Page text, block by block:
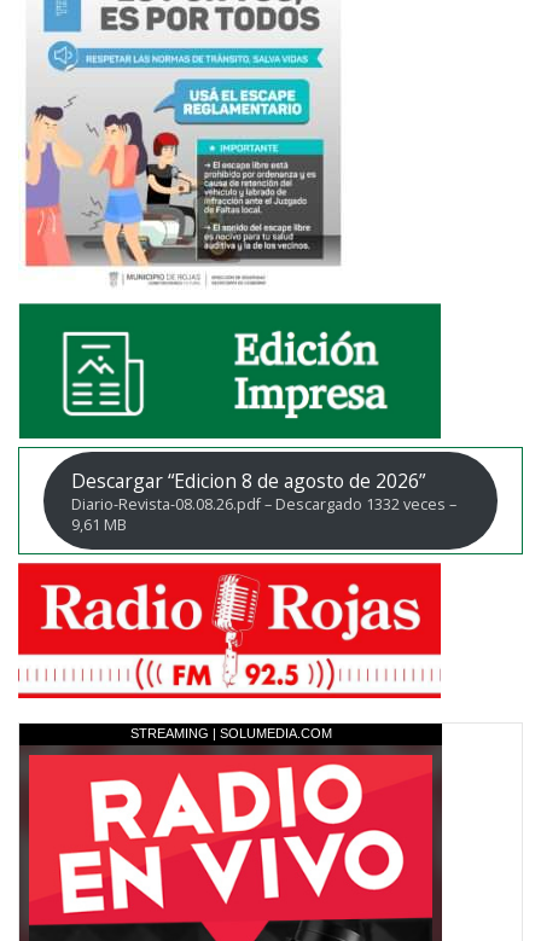
Descargar “Edicion 8 de agosto de 2026”
Diario-Revista-08.08.26.pdf – Descargado 1332 veces –
9,61 MB